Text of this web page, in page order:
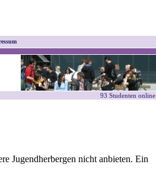
93 Studenten online
Jugendherbergen nicht anbieten. Ein